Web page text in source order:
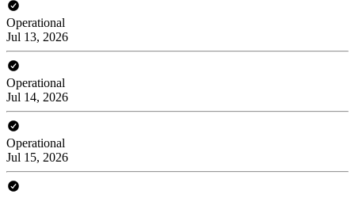
Operational
Jul 13, 2026
Operational
Jul 14, 2026
Operational
Jul 15, 2026